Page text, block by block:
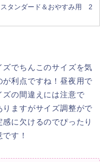
タンダード＆おやすみ用 2
でちんこのサイズを気
利点ですね！昼夜用で
の間違えには注意で
ますがサイズ調整がで
に欠けるのでぴったり
す！